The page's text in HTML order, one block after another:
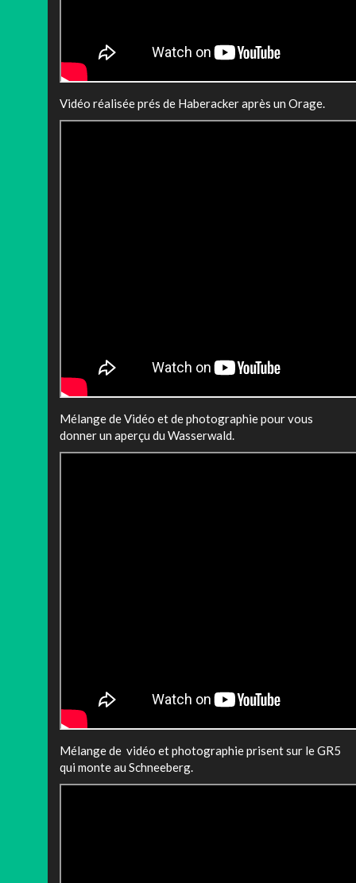
Vidéo réalisée prés de Haberacker après un Orage.
Mélange de Vidéo et de photographie pour vous
donner un aperçu du Wasserwald.
Mélange de vidéo et photographie prisent sur le GR5
qui monte au Schneeberg.